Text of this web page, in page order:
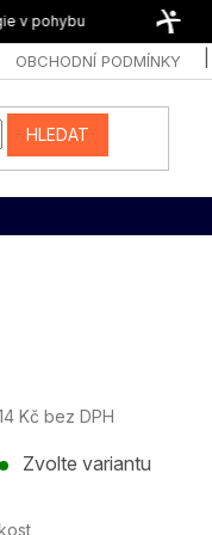
v pohybu
OBCHODNÍ PODMÍNKY
HLEDAT
Kč bez DPH
Zvolte variantu